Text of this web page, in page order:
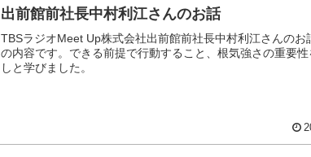
出前館前社長中村利江さんのお話
TBSラジオMeet Up株式会社出前館前社長中村利江さんのお
の内容です。できる前提で行動すること、根気強さの重要性
しと学びました。